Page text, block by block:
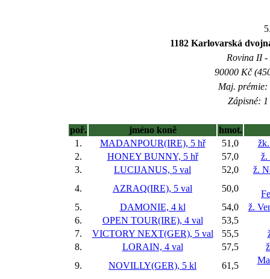
1182 Karlovarská
Rovina II -
90000 Kč
Maj. prémie:
Zápisné:
poř. jméno koně
hmot.
1.
MADANPOUR(IRE), 5 hř 51,0
2.
HONEY BUNNY, 5 hř 57,0
ž.
3.
LUCIJANUS, 5 val 52,0
ž.
4.
AZRAQ(IRE), 5 val 50,0
5.
DAMONIE, 4 kl 54,0
ž.
6.
OPEN TOUR(IRE), 4 val
53,5
7.
VICTORY NEXT(GER), 5 val 55,5
8.
LORAIN, 4 val 57,5
9.
NOVILLY(GER), 5 kl 61,5